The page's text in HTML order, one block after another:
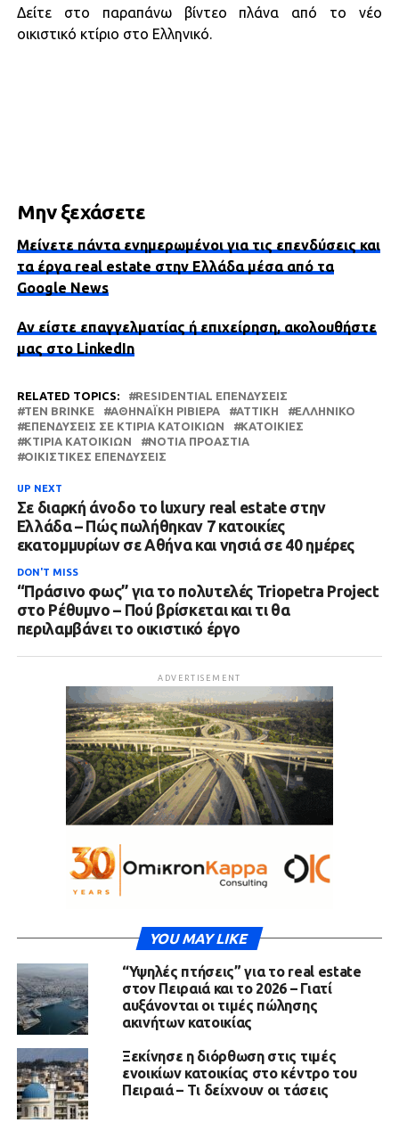
Δείτε στο παραπάνω βίντεο πλάνα από το νέο
οικιστικό κτίριο στο Ελληνικό.
Μην ξεχάσετε
Μείνετε πάντα ενημερωμένοι για τις επενδύσεις και
τα έργα real estate στην Ελλάδα μέσα από τα
Google News
Αν είστε επαγγελματίας ή επιχείρηση, ακολουθήστε
μας στο LinkedIn
RELATED TOPICS:
RESIDENTIAL ΕΠΕΝΔΎΣΕΙΣ
TEN BRINKE
ΑΘΗΝΑΪΚΉ ΡΙΒΙΈΡΑ ΑΤΤΙΚΗ
ΕΛΛΗΝΙΚΌ
ΕΠΕΝΔΎΣΕΙΣ ΣΕ ΚΤΊΡΙΑ ΚΑΤΟΙΚΙΏΝ
ΚΑΤΟΙΚΊΕΣ
ΚΤΊΡΙΑ ΚΑΤΟΙΚΙΏΝ
ΝΌΤΙΑ ΠΡΟΆΣΤΙΑ
ΟΙΚΙΣΤΙΚΈΣ ΕΠΕΝΔΎΣΕΙΣ
UP NEXT
Σε διαρκή άνοδο το luxury real estate στην
Ελλάδα – Πώς πωλήθηκαν 7 κατοικίες
εκατομμυρίων σε Αθήνα και νησιά σε 40 ημέρες
DON'T MISS
“Πράσινο φως” για το πολυτελές Triopetra Project
στο Ρέθυμνο – Πού βρίσκεται και τι θα
περιλαμβάνει το οικιστικό έργο
ADVERTISEMENT
YOU MAY LIKE
“Υψηλές πτήσεις” για το real estate
στον Πειραιά και το 2026 – Γιατί
αυξάνονται οι τιμές πώλησης
ακινήτων κατοικίας
Ξεκίνησε η διόρθωση στις τιμές
ενοικίων κατοικίας στο κέντρο του
Πειραιά – Τι δείχνουν οι τάσεις